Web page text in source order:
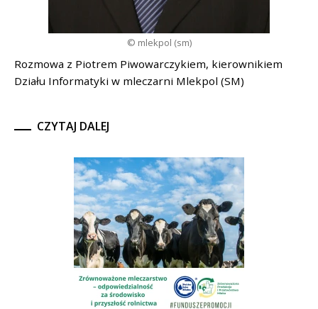
© mlekpol (sm)
Rozmowa z Piotrem Piwowarczykiem, kierownikiem
Działu Informatyki w mleczarni Mlekpol (SM)
CZYTAJ DALEJ